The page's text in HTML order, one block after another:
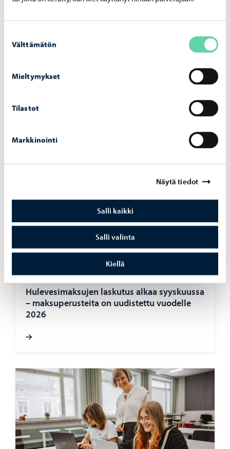
valinta
Välttämätön
Mieltymykset
Tilastot
Markkinointi
Näytä tiedot
Salli kaikki
Salli valinta
Kiellä
Kaupunki tiedottaa
käyn­nis­sä
Asuminen ja ympäristö-05.08.2026
Hu­le­ve­si­mak­su­jen las­ku­tus alkaa syys­kuus­sa
– mak­su­pe­rus­tei­ta on uu­dis­tet­tu vuo­del­le
2026